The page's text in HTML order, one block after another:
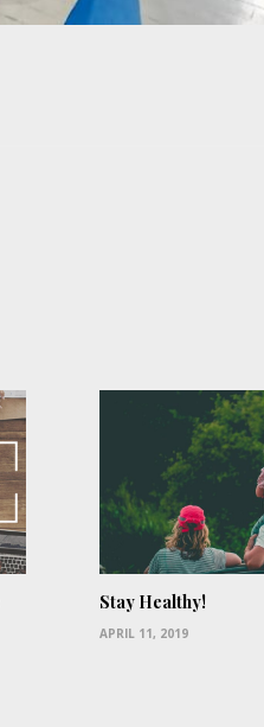
Stay Healthy!
APRIL 11, 2019